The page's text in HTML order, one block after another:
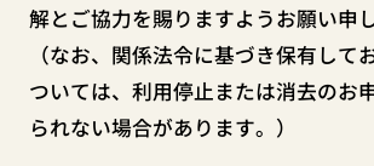
解とご協力を賜りますようお願い申
（なお、関係法令に基づき保有して
ついては、利用停止または消去のお
られない場合があります。）